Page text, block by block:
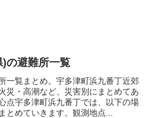
の避難所一覧
一覧まとめ。宇多津町浜九番丁近郊
災・高潮など、災害別にまとめてあ
点宇多津町浜九番丁では、以下の場
とめていきます。観測地点...